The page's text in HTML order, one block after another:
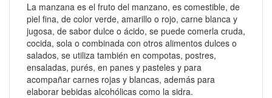
La manzana es el fruto del manzano, es comestible, de
piel fina, de color verde, amarillo o rojo, carne blanca y
jugosa, de sabor dulce o ácido, se puede comerla cruda,
cocida, sola o combinada con otros alimentos dulces o
salados, se utiliza también en compotas, postres,
ensaladas, purés, en panes y pasteles y para
acompañar carnes rojas y blancas, además para
elaborar bebidas alcohólicas como la sidra.